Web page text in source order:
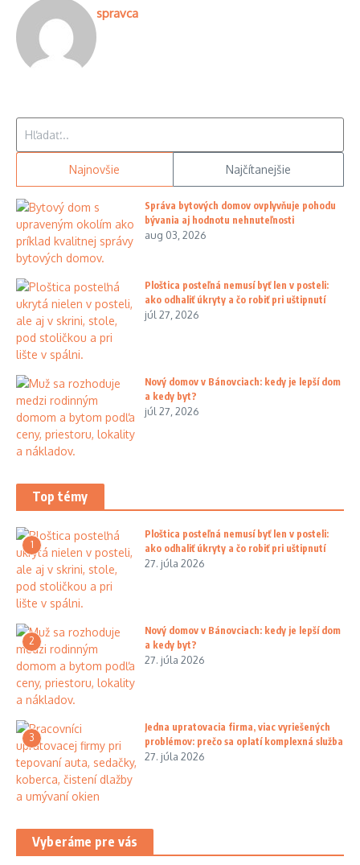
spravca
Najnovšie Najčítanejšie
Správa bytových domov ovplyvňuje pohodu
bývania aj hodnotu nehnuteľnosti
aug 03, 2026
Ploštica posteľná nemusí byť len v posteli:
ako odhaliť úkryty a čo robiť pri uštipnutí
júl 27, 2026
Nový domov v Bánovciach: kedy je lepší dom
a kedy byt?
júl 27, 2026
Top témy
1
Ploštica posteľná nemusí byť len v posteli:
ako odhaliť úkryty a čo robiť pri uštipnutí
27. júla 2026
2
Nový domov v Bánovciach: kedy je lepší dom
a kedy byt?
27. júla 2026
3
Jedna upratovacia firma, viac vyriešených
problémov: prečo sa oplatí komplexná služba
27. júla 2026
Vyberáme pre vás